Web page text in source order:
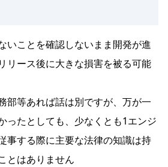
いことを確認しないまま開発が進
リース後に大きな損害を被る可能
部等あれば話は別ですが、万が一
ったとしても、少なくとも1エンジ
事する際に主要な法律の知識は持
とはありません